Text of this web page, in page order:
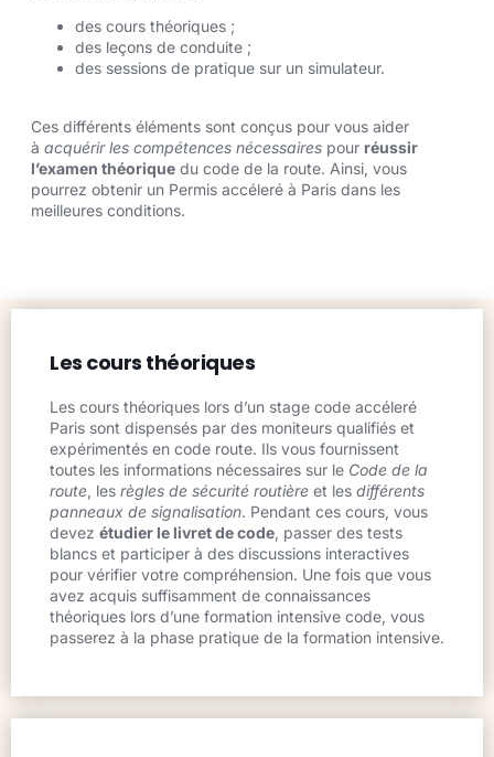
des cours théoriques ;
des leçons de conduite ;
des sessions de pratique sur un simulateur.
Ces différents éléments sont conçus pour vous aider
à acquérir les compétences nécessaires pour réussir
l’examen théorique du code de la route. Ainsi, vous
pourrez obtenir un Permis accéleré à Paris dans les
meilleures conditions.
Les cours théoriques
Les cours théoriques lors d’un stage code accéleré
Paris sont dispensés par des moniteurs qualifiés et
expérimentés en code route. Ils vous fournissent
toutes les informations nécessaires sur le Code de la
route, les règles de sécurité routière et les différents
panneaux de signalisation. Pendant ces cours, vous
devez étudier le livret de code, passer des tests
blancs et participer à des discussions interactives
pour vérifier votre compréhension. Une fois que vous
avez acquis suffisamment de connaissances
théoriques lors d’une formation intensive code, vous
passerez à la phase pratique de la formation intensive.